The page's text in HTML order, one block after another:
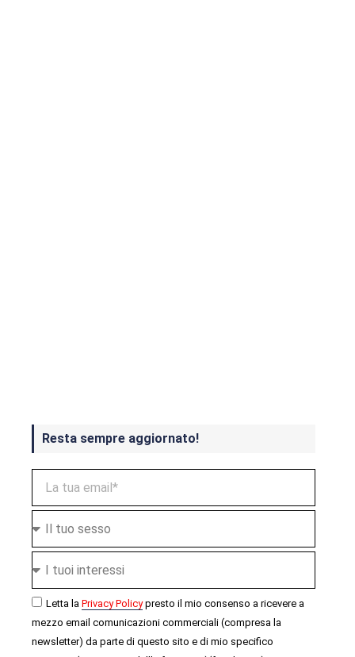
Resta sempre aggiornato!
Letta la Privacy Policypresto il mio consenso a ricevere a
mezzo email comunicazioni commerciali (compresa la
newsletter) da parte di questo sito e di mio specifico